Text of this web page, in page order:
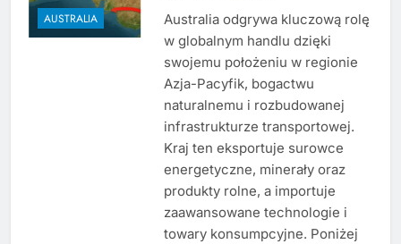
AUSTRALIA
Australia odgrywa kluczową rolę
w globalnym handlu dzięki
swojemu położeniu w regionie
Azja-Pacyfik, bogactwu
naturalnemu i rozbudowanej
infrastrukturze transportowej.
Kraj ten eksportuje surowce
energetyczne, minerały oraz
produkty rolne, a importuje
zaawansowane technologie i
towary konsumpcyjne. Poniżej